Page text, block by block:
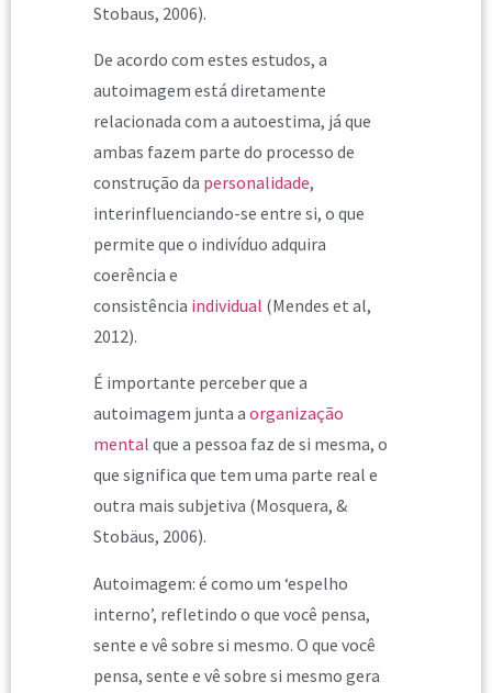
Stobaus, 2006).
De acordo com estes estudos, a
autoimagem está diretamente
relacionada com a autoestima, já que
ambas fazem parte do processo de
construção da personalidade,
interinfluenciando-se entre si, o que
permite que o indivíduo adquira
coerência e
consistência individual (Mendes et al,
2012).
É importante perceber que a
autoimagem junta a organização
mental que a pessoa faz de si mesma, o
que significa que tem uma parte real e
outra mais subjetiva (Mosquera, &
Stobäus, 2006).
Autoimagem: é como um ‘espelho
interno’, refletindo o que você pensa,
sente e vê sobre si mesmo. O que você
pensa, sente e vê sobre si mesmo gera